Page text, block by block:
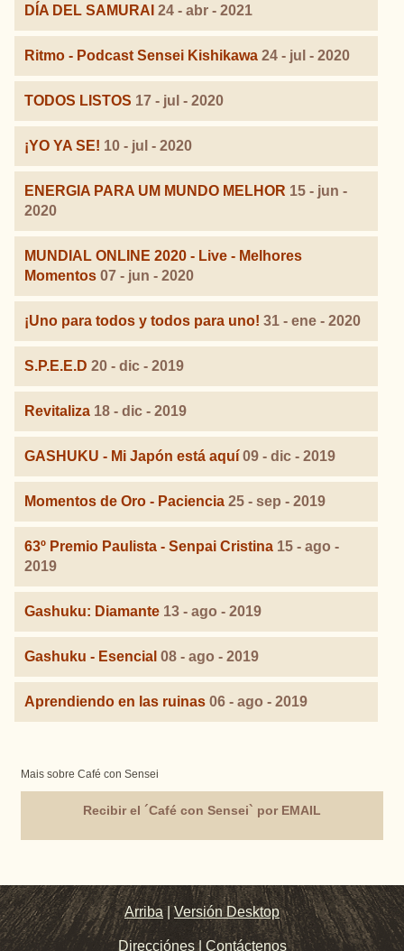
DÍA DEL SAMURAI 24 - abr - 2021
Ritmo - Podcast Sensei Kishikawa 24 - jul - 2020
TODOS LISTOS 17 - jul - 2020
¡YO YA SE! 10 - jul - 2020
ENERGIA PARA UM MUNDO MELHOR 15 - jun -
2020
MUNDIAL ONLINE 2020 - Live - Melhores
Momentos 07 - jun - 2020
¡Uno para todos y todos para uno! 31 - ene - 2020
S.P.E.E.D 20 - dic - 2019
Revitaliza 18 - dic - 2019
GASHUKU - Mi Japón está aquí 09 - dic - 2019
Momentos de Oro - Paciencia 25 - sep - 2019
63º Premio Paulista - Senpai Cristina 15 - ago -
2019
Gashuku: Diamante 13 - ago - 2019
Gashuku - Esencial 08 - ago - 2019
Aprendiendo en las ruinas 06 - ago - 2019
Mais sobre Café con Sensei
Recibir el ´Café con Sensei` por EMAIL
Arriba |Versión Desktop
Direcciónes| Contáctenos